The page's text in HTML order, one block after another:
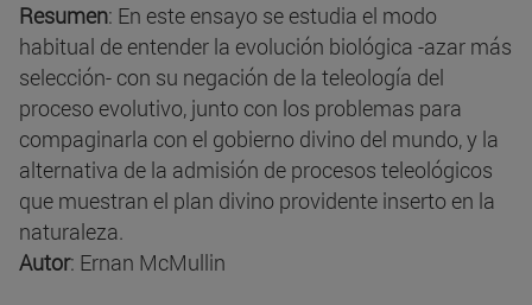
Resumen: En este ensayo se estudia el modo
habitual de entender la evolución biológica -azar más
selección- con su negación de la teleología del
proceso evolutivo, junto con los problemas para
compaginarla con el gobierno divino del mundo, y la
alternativa de la admisión de procesos teleológicos
que muestran el plan divino providente inserto en la
naturaleza.
Autor: Ernan McMullin